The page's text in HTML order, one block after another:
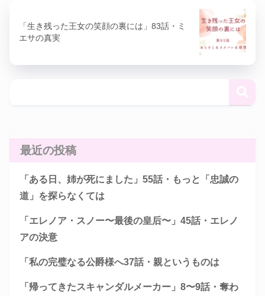
「生き残った王女の笑顔の裏には」83話・ミ
エサの真実
最近の投稿
「ある日、姉が死にました」55話・もっと「忠誠の
道」を探らなくては
「エレノア・スノー〜最後の皇后〜」45話・エレノ
アの決意
「私の完璧なる公爵様へ37話・親というものは
「帰ってきたスキャンダルメーカー」8〜9話・奪わ